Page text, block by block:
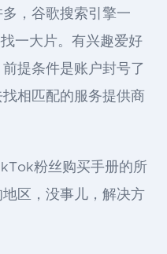
，谷歌搜索引擎一
一大片。有兴趣爱好
提条件是账户封号了
相匹配的服务提供商
粉丝购买手册的所
区，没事儿，解决方